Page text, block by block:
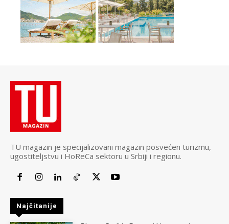
TU magazin je specijalizovani magazin posvećen turizmu,
ugostiteljstvu i HoReCa sektoru u Srbiji i regionu.
Najčitanije